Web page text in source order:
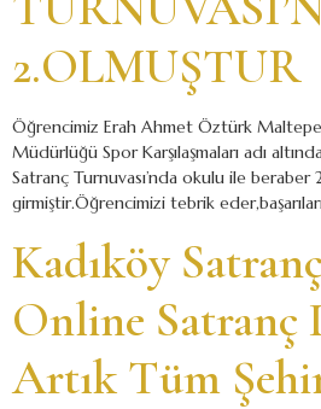
2.OLMUŞTUR
Öğrencimiz Erah Ahmet Öztürk
Müdürlüğü Spor Karşılaşmaları adı
Satranç Turnuvası’nda okulu ile beraber
girmiştir.Öğrencimizi tebrik
Kadıköy
Online Satranç
Artık Tüm